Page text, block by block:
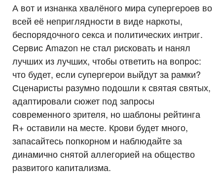
А вот и изнанка хвалёного мира супергероев во
всей её неприглядности в виде наркоты,
беспорядочного секса и политических интриг.
Сервис Amazon не стал рисковать и нанял
лучших из лучших, чтобы ответить на вопрос:
что будет, если супергерои выйдут за рамки?
Сценаристы разумно подошли к святая святых,
адаптировали сюжет под запросы
современного зрителя, но шаблоны рейтинга
R+ оставили на месте. Крови будет много,
запасайтесь попкорном и наблюдайте за
динамично снятой аллегорией на общество
развитого капитализма.